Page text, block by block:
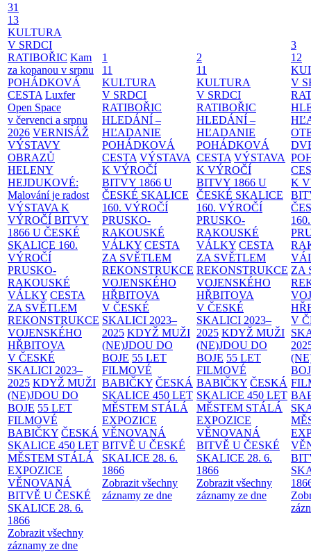
31
13
KULTURA
V SRDCI
RATIBOŘIC Kam
za kopanou v srpnu
POHÁDKOVÁ
CESTA Luxfer
Open Space
v červenci a srpnu
2026 VERNISÁŽ
VÝSTAVY
OBRAZŮ
HELENY
HEJDUKOVÉ:
Malování je radost
VÝSTAVA K
VÝROČÍ BITVY
1866 U ČESKÉ
SKALICE 160.
VÝROČÍ
PRUSKO-
RAKOUSKÉ
VÁLKY CESTA
ZA SVĚTLEM
REKONSTRUKCE
VOJENSKÉHO
HŘBITOVA
V ČESKÉ
SKALICI 2023–
2025 KDYŽ MUŽI
(NE)JDOU DO
BOJE 55 LET
FILMOVÉ
BABIČKY ČESKÁ
SKALICE 450 LET
MĚSTEM STÁLÁ
EXPOZICE
VĚNOVANÁ
BITVĚ U ČESKÉ
SKALICE 28. 6.
1866
Zobrazit všechny
záznamy ze dne
1
11
KULTURA
V SRDCI
RATIBOŘIC
HLEDÁNÍ –
HĽADANIE
POHÁDKOVÁ
CESTA VÝSTAVA
K VÝROČÍ
BITVY 1866 U
ČESKÉ SKALICE
160. VÝROČÍ
PRUSKO-
RAKOUSKÉ
VÁLKY CESTA
ZA SVĚTLEM
REKONSTRUKCE
VOJENSKÉHO
HŘBITOVA
V ČESKÉ
SKALICI 2023–
2025 KDYŽ MUŽI
(NE)JDOU DO
BOJE 55 LET
FILMOVÉ
BABIČKY ČESKÁ
SKALICE 450 LET
MĚSTEM STÁLÁ
EXPOZICE
VĚNOVANÁ
BITVĚ U ČESKÉ
SKALICE 28. 6.
1866
Zobrazit všechny
záznamy ze dne
2
11
KULTURA
V SRDCI
RATIBOŘIC
HLEDÁNÍ –
HĽADANIE
POHÁDKOVÁ
CESTA VÝSTAVA
K VÝROČÍ
BITVY 1866 U
ČESKÉ SKALICE
160. VÝROČÍ
PRUSKO-
RAKOUSKÉ
VÁLKY CESTA
ZA SVĚTLEM
REKONSTRUKCE
VOJENSKÉHO
HŘBITOVA
V ČESKÉ
SKALICI 2023–
2025 KDYŽ MUŽI
(NE)JDOU DO
BOJE 55 LET
FILMOVÉ
BABIČKY ČESKÁ
SKALICE 450 LET
MĚSTEM STÁLÁ
EXPOZICE
VĚNOVANÁ
BITVĚ U ČESKÉ
SKALICE 28. 6.
1866
Zobrazit všechny
záznamy ze dne
3
12
V
K
ZA
V